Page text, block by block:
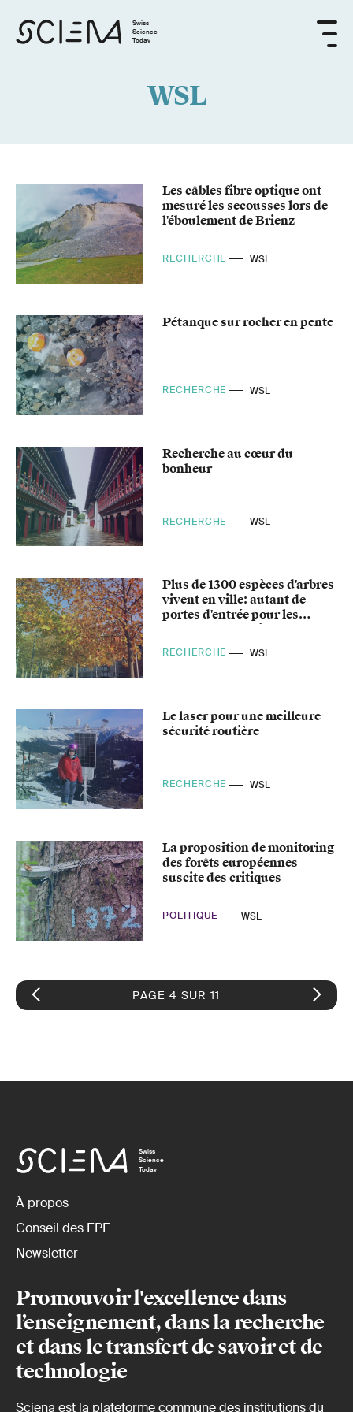
Swiss
Science
Today
WSL
Les câbles fibre optique ont
mesuré les secousses lors de
l'éboulement de Brienz
RECHERCHE WSL
Pétanque sur rocher en pente
RECHERCHE WSL
Recherche au cœur du
bonheur
RECHERCHE WSL
Plus de 1300 espèces d'arbres
vivent en ville: autant de
portes d'entrée pour les
RECHERCHE WSL
Le laser pour une meilleure
sécurité routière
RECHERCHE WSL
La proposition de monitoring
des forêts européennes
suscite des critiques
POLITIQUE WSL
PAGE 4 SUR 11
Swiss
Science
Today
À propos
Conseil des EPF
Newsletter
Promouvoir l'excellence dans
l’enseignement, dans la recherche
et dans le transfert de savoir et de
technologie
Sciena est la plateforme commune des institutions du